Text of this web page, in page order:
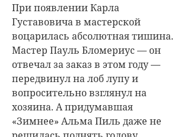
При появлении Карла
Густавовича в мастерской
воцарилась абсолютная тишина.
Мастер Пауль Бломериус — он
отвечал за заказ в этом году —
передвинул на лоб лупу и
вопросительно взглянул на
хозяина. А придумавшая
«Зимнее» Альма Пиль даже не